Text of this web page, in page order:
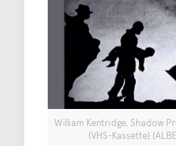
William Kentridge, Shadow
(VHS-Kassette)